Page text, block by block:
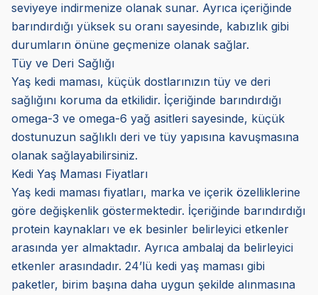
seviyeye indirmenize olanak sunar. Ayrıca içeriğinde
barındırdığı yüksek su oranı sayesinde, kabızlık gibi
durumların önüne geçmenize olanak sağlar.
Tüy ve Deri Sağlığı
Yaş kedi maması, küçük dostlarınızın tüy ve deri
sağlığını koruma da etkilidir. İçeriğinde barındırdığı
omega-3 ve omega-6 yağ asitleri sayesinde, küçük
dostunuzun sağlıklı deri ve tüy yapısına kavuşmasına
olanak sağlayabilirsiniz.
Kedi Yaş Maması Fiyatları
Yaş kedi maması fiyatları, marka ve içerik özelliklerine
göre değişkenlik göstermektedir. İçeriğinde barındırdığı
protein kaynakları ve ek besinler belirleyici etkenler
arasında yer almaktadır. Ayrıca ambalaj da belirleyici
etkenler arasındadır. 24’lü kedi yaş maması gibi
paketler, birim başına daha uygun şekilde alınmasına